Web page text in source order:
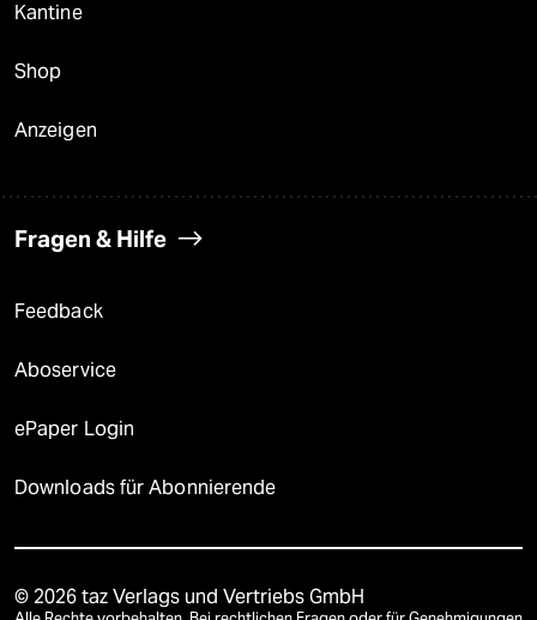
Kantine
Shop
Anzeigen
Fragen & Hilfe
Feedback
Aboservice
ePaper Login
Downloads für Abonnierende
© 2026 taz Verlags und Vertriebs GmbH